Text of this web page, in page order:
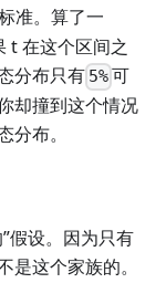
准。算了一
t 在这个区间之
分布只有 5%可
却撞到这个情况
布。
假设。因为只有
这个家族的。